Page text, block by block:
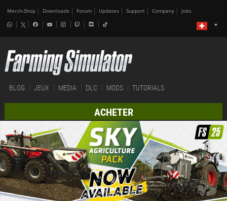
Merch-Shop Downloads Forum Updates Support Company Jobs
BLOG JEUX MEDIA DLC MODS TUTORIALS
ACHETER